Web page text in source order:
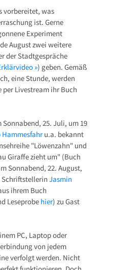
vorbereitet, was
ist. Gerne
Experiment
August zwei weitere
der Stadtgespräche
») geben. Gemäß
eine Stunde, werden
per Livestream ihr Buch
Sonnabend, 25. Juli, um 19
Hammesfahr u.a. bekannt
"Löwenzahn" und
Giraffe zieht um" (Buch
Sonnabend, 22. August,
SchriftstellerinJasmin
ihrem Buch
Leseprobe hier) zu Gast
PC, Laptop oder
von jedem
verfolgt werden. Nicht